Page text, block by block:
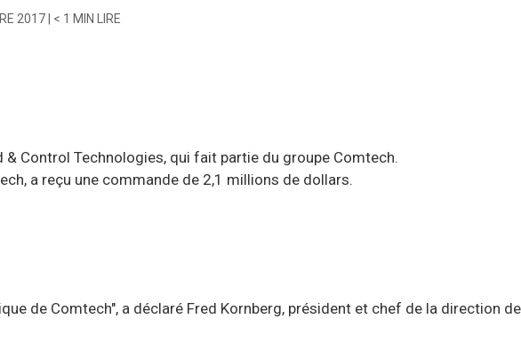
2017| < 1 MIN LIRE
Control Technologies, qui fait partie du groupe Comtech.
a reçu une commande de 2,1 millions de dollars.
de Comtech", a déclaré Fred Kornberg, président et chef de la direction de